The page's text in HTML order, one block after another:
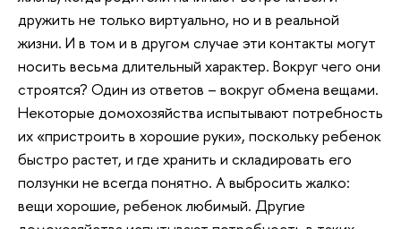
дружить не только виртуально, но и в реальной
жизни. И в том и в другом случае эти контакты могут
носить весьма длительный характер. Вокруг чего они
строятся? Один из ответов – вокруг обмена вещами.
Некоторые домохозяйства испытывают потребность
их «пристроить в хорошие руки», поскольку ребенок
быстро растет, и где хранить и складировать его
ползунки не всегда понятно. А выбросить жалко:
вещи хорошие, ребенок любимый. Другие